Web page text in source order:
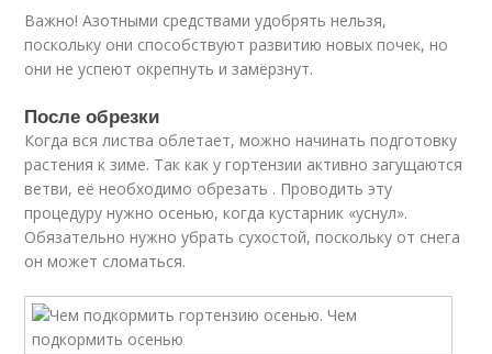
Важно! Азотными средствами удобрять нельзя,
поскольку они способствуют развитию новых почек, но
они не успеют окрепнуть и замёрзнут.
После обрезки
Когда вся листва облетает, можно начинать подготовку
растения к зиме. Так как у гортензии активно загущаются
ветви, её необходимо обрезать . Проводить эту
процедуру нужно осенью, когда кустарник «уснул».
Обязательно нужно убрать сухостой, поскольку от снега
он может сломаться.